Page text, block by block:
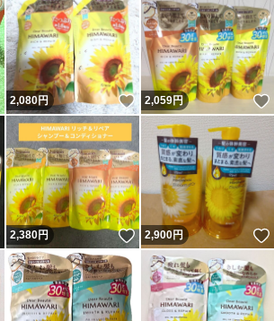
いいね！
2,080円 いいね！
2,059円
いいね！
2,380円 いいね！
2,900円